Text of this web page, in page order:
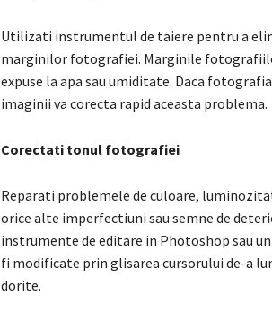
Utilizati instrumentul de taiere pentru a
marginilor fotografiei. Marginile
expuse la apa sau umiditate. Daca
imaginii va corecta rapid aceasta problema.
Corectati tonul fotografiei
Reparati problemele de culoare,
orice alte imperfectiuni sau semne de
instrumente de editare in Photoshop sau
fi modificate prin glisarea cursorului de-a
dorite.